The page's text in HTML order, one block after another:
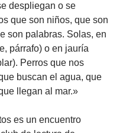
despliegan o se
que son niños, que son
son palabras. Solas, en
párrafo) o en jauría
Perros que nos
buscan el agua, que
llegan al mar.»
es un encuentro